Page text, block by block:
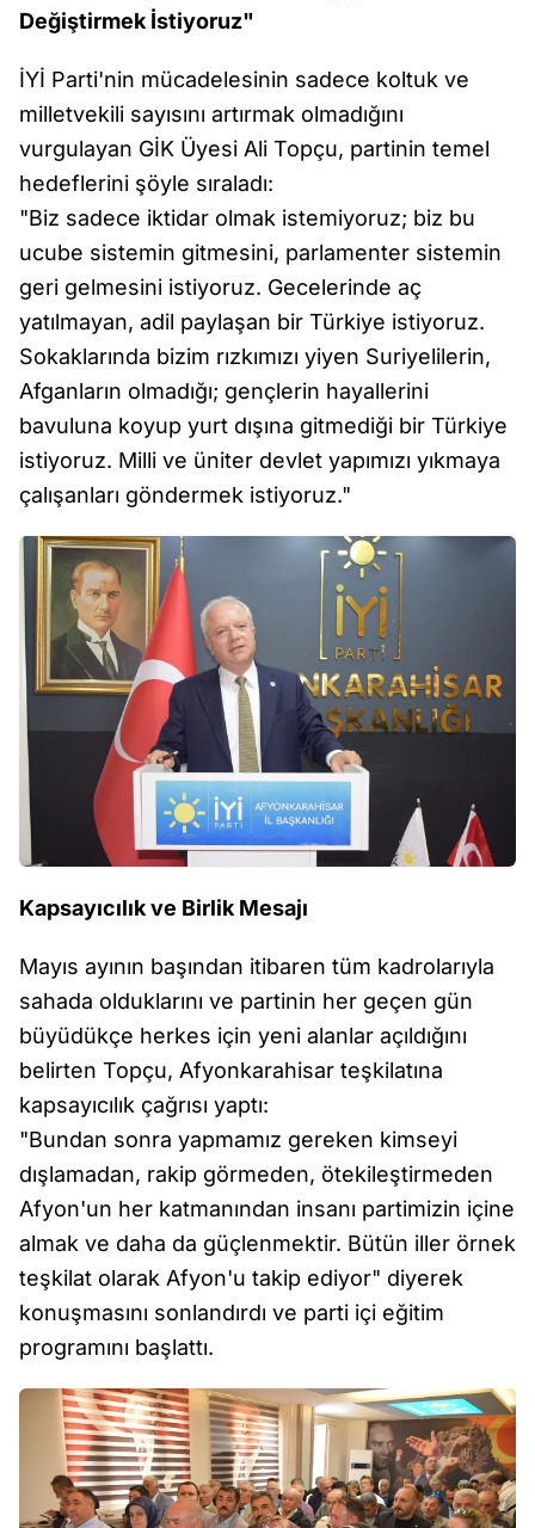
Değiştirmek İstiyoruz"
İYİ Parti'nin mücadelesinin sadece koltuk ve
milletvekili sayısını artırmak olmadığını
vurgulayan GİK Üyesi Ali Topçu, partinin temel
hedeflerini şöyle sıraladı:
"Biz sadece iktidar olmak istemiyoruz; biz bu
ucube sistemin gitmesini, parlamenter sistemin
geri gelmesini istiyoruz. Gecelerinde aç
yatılmayan, adil paylaşan bir Türkiye istiyoruz.
Sokaklarında bizim rızkımızı yiyen Suriyelilerin,
Afganların olmadığı; gençlerin hayallerini
bavuluna koyup yurt dışına gitmediği bir Türkiye
istiyoruz. Milli ve üniter devlet yapımızı yıkmaya
çalışanları göndermek istiyoruz."
Kapsayıcılık ve Birlik Mesajı
Mayıs ayının başından itibaren tüm kadrolarıyla
sahada olduklarını ve partinin her geçen gün
büyüdükçe herkes için yeni alanlar açıldığını
belirten Topçu, Afyonkarahisar teşkilatına
kapsayıcılık çağrısı yaptı:
"Bundan sonra yapmamız gereken kimseyi
dışlamadan, rakip görmeden, ötekileştirmeden
Afyon'un her katmanından insanı partimizin içine
almak ve daha da güçlenmektir. Bütün iller örnek
teşkilat olarak Afyon'u takip ediyor" diyerek
konuşmasını sonlandırdı ve parti içi eğitim
programını başlattı.